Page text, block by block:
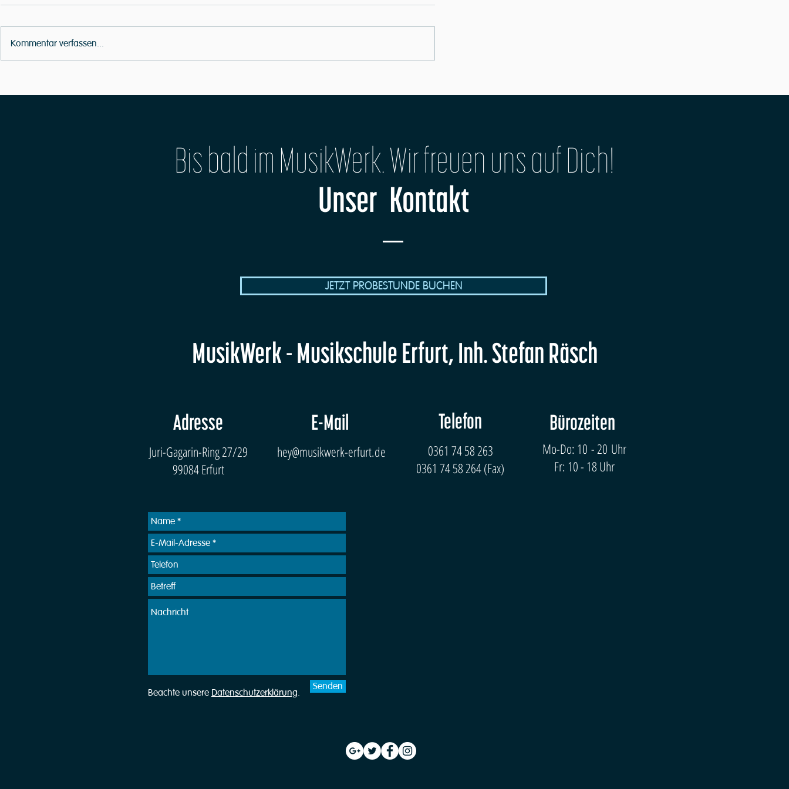
"Bock auf Rap?"
Kommentar verfassen...
Bis bald im MusikWerk. Wir freuen uns auf Dich!
Unser Kontakt
JETZT PROBESTUNDE BUCHEN
MusikWerk - Musikschule Erfurt, Inh. Stefan Räsch
Adresse
Juri-Gagarin-Ring 27/29
99084 Erfurt
E-Mail
hey@musikwerk-erfurt.de
Telefon
0361 74 58 263
0361 74 58 264 (Fax)
Bürozeiten
Mo-Do: 10 - 20 Uhr
Fr: 10 - 18 Uhr
Beachte unsere Datenschutzerklärung.
Senden